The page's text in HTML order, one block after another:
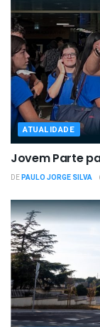
ATUALIDADE
Jovem Parte
DEPAULO JORGE SILVA